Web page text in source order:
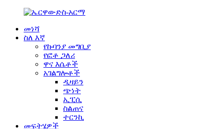
መነሻ
ስለ እኛ
የኩባንያ መግቢያ
የፎቶ ጋለሪ
ዋና እሴቶች
አገልግሎቶች
ዲዛይን
ጭነት
ኢፒሲ
ስልጠና
ተርንኪ
መፍትሄዎች